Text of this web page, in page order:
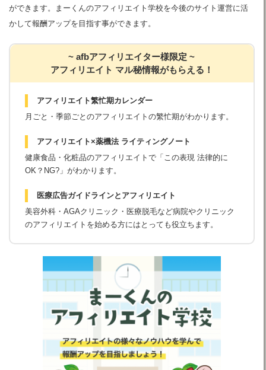
ができます。まーくんのアフィリエイト学校を今後のサイト運営に活
かして報酬アップを目指す事ができます。
~ afbアフィリエイター様限定 ~
アフィリエイト マル秘情報がもらえる！
アフィリエイト繁忙期カレンダー
月ごと・季節ごとのアフィリエイトの繁忙期がわかります。
アフィリエイト×薬機法 ライティングノート
健康食品・化粧品のアフィリエイトで「この表現 法律的に
OK？NG?」がわかります。
医療広告ガイドラインとアフィリエイト
美容外科・AGAクリニック・医療脱毛など病院やクリニック
のアフィリエイトを始める方にはとっても役立ちます。